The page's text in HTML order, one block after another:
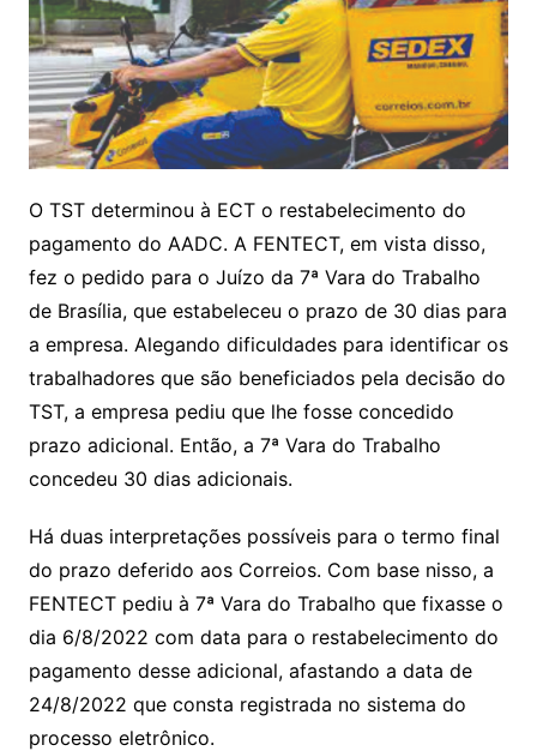
O TST determinou à ECT o restabelecimento do
pagamento do AADC. A FENTECT, em vista disso,
fez o pedido para o Juízo da 7ª Vara do Trabalho
de Brasília, que estabeleceu o prazo de 30 dias para
a empresa. Alegando dificuldades para identificar os
trabalhadores que são beneficiados pela decisão do
TST, a empresa pediu que lhe fosse concedido
prazo adicional. Então, a 7ª Vara do Trabalho
concedeu 30 dias adicionais.
Há duas interpretações possíveis para o termo final
do prazo deferido aos Correios. Com base nisso, a
FENTECT pediu à 7ª Vara do Trabalho que fixasse o
dia 6/8/2022 com data para o restabelecimento do
pagamento desse adicional, afastando a data de
24/8/2022 que consta registrada no sistema do
processo eletrônico.